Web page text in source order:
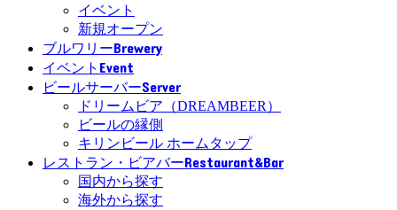
イベント
新規オープン
ブルワリーBrewery
イベント Event
ビールサーバーServer
ドリームビア（DREAMBEER）
ビールの縁側
キリンビール ホームタップ
レストラン・ビアバーRestaurant&Bar
国内から探す
海外から探す